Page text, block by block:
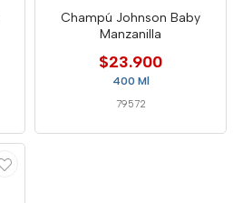
Champú Johnson Baby
Manzanilla
$23.900
400 Ml
79572